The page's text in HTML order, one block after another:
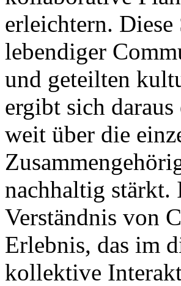
erleichtern.
lebendiger
und geteilten
ergibt sich
weit über die
nachhaltig stärkt.
Verständnis von
Erlebnis, das im
kollektive